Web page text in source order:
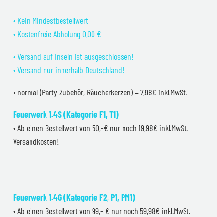
• Kein Mindestbestellwert
• Kostenfreie Abholung 0,00 €
• Versand auf Inseln ist ausgeschlossen!
• Versand nur innerhalb Deutschland!
• normal (Party Zubehör, Räucherkerzen) = 7,98€ inkl.MwSt.
Feuerwerk 1.4S (Kategorie F1, T1)
• Ab einen Bestellwert von 50,-€ nur noch 19,98€ inkl.MwSt.
Versandkosten!
Feuerwerk 1.4G (Kategorie F2, P1, PM1)
• Ab einen Bestellwert von 99,- € nur noch 59,98€ inkl.MwSt.